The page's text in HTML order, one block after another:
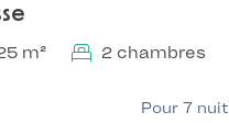
m² 2 chambres
Pour 7